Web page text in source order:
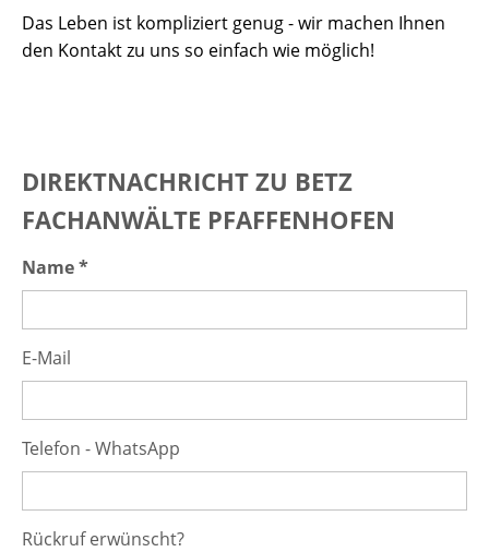
Das Leben ist kompliziert genug - wir machen Ihnen
den Kontakt zu uns so einfach wie möglich!
DIREKTNACHRICHT ZU BETZ
FACHANWÄLTE PFAFFENHOFEN
Name *
E-Mail
Telefon - WhatsApp
Rückruf erwünscht?